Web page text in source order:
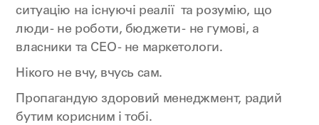
ситуацію на існуючі реалії та розумію, що
люди - не роботи, бюджети - не гумові, а
власники та СЕО - не маркетологи.
Нікого не вчу, вчусь сам.
Пропагандую здоровий менеджмент, радий
бутим корисним і тобі.